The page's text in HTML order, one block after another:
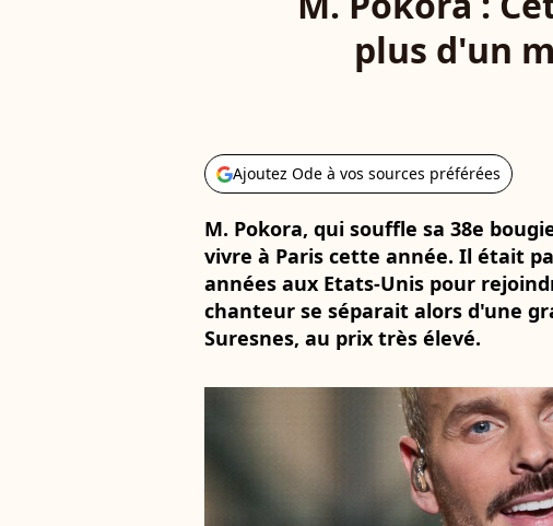
plus d'un
Ajoutez Ode à vos sources préférées
M. Pokora, qui souffle sa 38e
vivre à Paris cette année. Il était
années aux Etats-Unis pour
chanteur se séparait alors d'une
Suresnes, au prix très élevé.